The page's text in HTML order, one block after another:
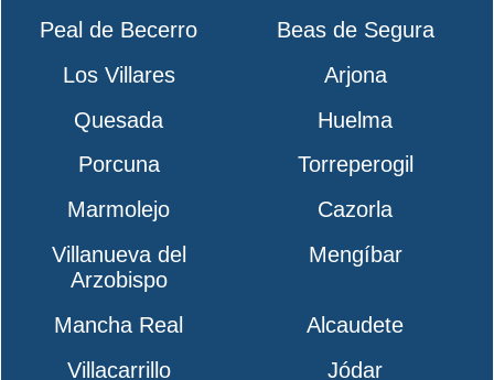
Peal de Becerro
Beas de Segura
Los Villares
Arjona
Quesada
Huelma
Porcuna
Torreperogil
Marmolejo
Cazorla
Villanueva del
Arzobispo
Mengíbar
Mancha Real
Alcaudete
Villacarrillo
Jódar